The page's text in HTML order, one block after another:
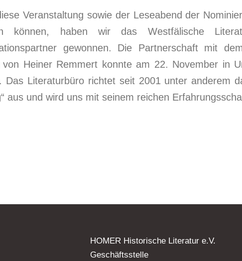
Veranstaltung sowie der Leseabend der
können, haben wir das Westfälische
gewonnen. Die Partnerschaft mit
von Heiner Remmert konnte am 22. November in
Das Literaturbüro richtet seit 2001 unter anderem
aus und wird uns mit seinem reichen
HOMER Historische Literatur e.V.
Geschäftsstelle